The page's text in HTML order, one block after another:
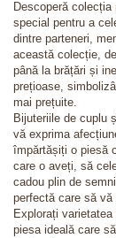
Descoperă
special pentru a
dintre parteneri,
această colecție,
până la brățări și
prețioase,
mai prețuite.
Bijuteriile de cuplu
vă exprima
împărtășiți o piesă
care o aveți, să
cadou plin de
perfectă care să vă
Explorați
piesa ideală care